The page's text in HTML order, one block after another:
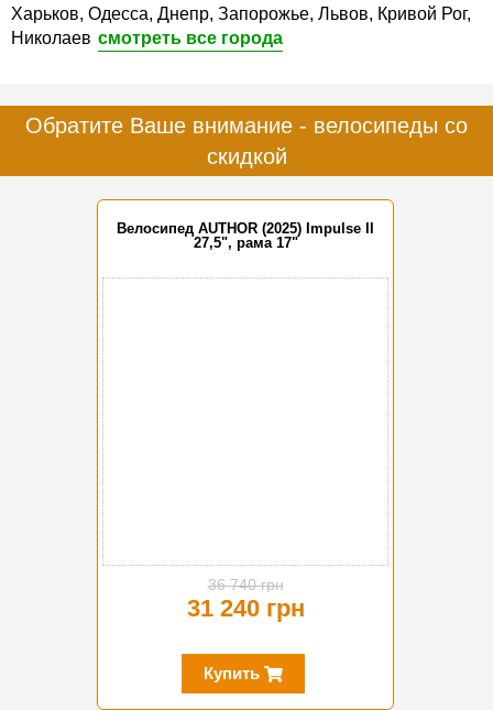
Харьков, Одесса, Днепр, Запорожье, Львов, Кривой Рог,
Николаев смотреть все города
Обратите Ваше внимание - велосипеды со
скидкой
Велосипед AUTHOR (2025) Impulse II
27,5", рама 17"
36 740 грн
31 240 грн
Купить